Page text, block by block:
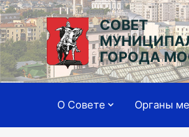
СОВЕТ
ГОРОДА
О Совете Органы